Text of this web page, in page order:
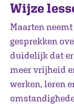
Wijze
Maarten neemt
gesprekken
duidelijk dat
meer vrijheid
werken, leren